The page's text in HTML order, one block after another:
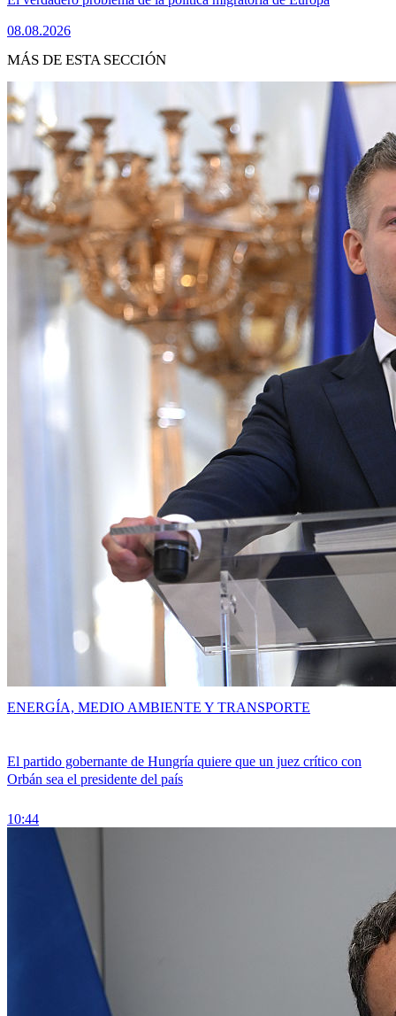
08.08.2026
MÁS DE ESTA SECCIÓN
El partido gobernante de Hungría quiere que un juez crítico con
Orbán sea el presidente del país
10:44
ENERGÍA, MEDIO AMBIENTE Y TRANSPORTE